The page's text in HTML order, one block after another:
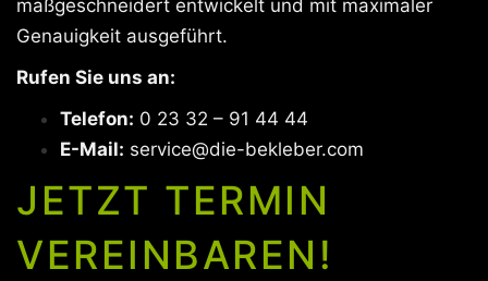
maßgeschneidert entwickelt und mit maximaler
Genauigkeit ausgeführt.
Rufen Sie uns an:
Telefon: 0 23 32 – 91 44 44
E-Mail: service@die-bekleber.com
JETZT TERMIN
VEREINBAREN!